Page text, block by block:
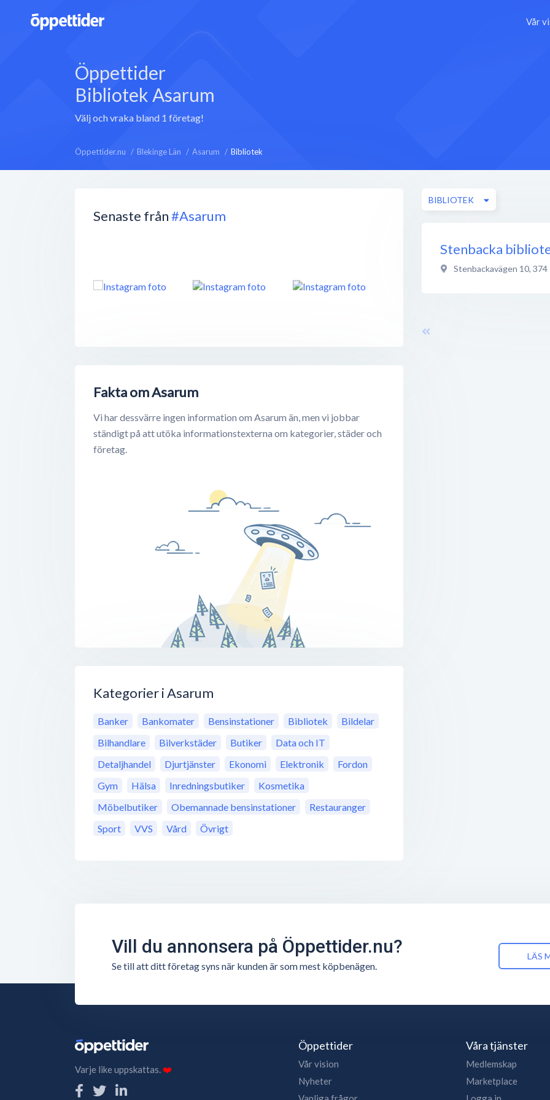
Vår
Öppettider
Bibliotek Asarum
Välj och vraka bland 1 företag!
Öppettider.nu Blekinge Län Asarum Bibliotek
Senaste från#Asarum
Fakta om Asarum
Vi har dessvärre ingen information om Asarum än, men vi jobbar
ständigt på att utöka informationstexterna om kategorier, städer och
företag.
Kategorier i Asarum
Banker Bankomater Bensinstationer Bibliotek
Bildelar
Bilhandlare
Bilverkstäder Butiker
Data och IT
Detaljhandel
Djurtjänster Ekonomi Elektronik
Fordon
Gym
Hälsa Inredningsbutiker
Kosmetika
Möbelbutiker
Obemannade bensinstationer
Restauranger
Sport
VVS Vård Övrigt
BIBLIOTEK
Stenbacka
Stenbackavägen 10, 374
Vill du annonsera på Öppettider.nu?
Se till att ditt företag syns när kunden är som mest köpbenägen.
LÄS
Varje like uppskattas.❤️
Öppettider
Vår vision
Nyheter
Våra tjänster
Medlemskap
Marketplace